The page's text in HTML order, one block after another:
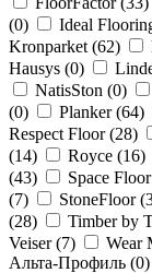
(0) Ideal
Kronparket (62)
Hausys (0)
NatisSton (0)
(0) Planker (64)
Respect Floor (28)
(14) Royce (16)
(43) Space
(7) StoneFloor (
(28) Timber by
Veiser (7) Wear
Альта-Профиль (0)